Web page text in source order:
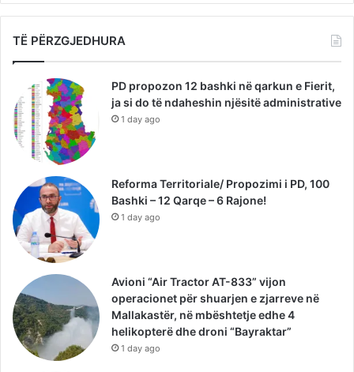
TË PËRZGJEDHURA
PD propozon 12 bashki në qarkun e Fierit,
ja si do të ndaheshin njësitë administrative
1 day ago
Reforma Territoriale/ Propozimi i PD, 100
Bashki – 12 Qarqe – 6 Rajone!
1 day ago
Avioni “Air Tractor AT-833” vijon
operacionet për shuarjen e zjarreve në
Mallakastër, në mbështetje edhe 4
helikopterë dhe droni “Bayraktar”
1 day ago